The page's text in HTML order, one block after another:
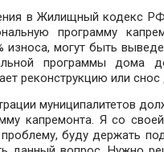
в Жилищный кодекс
программу
износа, могут быть
программы дома
реконструкцию или
муниципалитетов
капремонта. Я со
буду держать